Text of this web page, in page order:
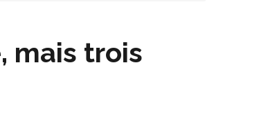
mais trois